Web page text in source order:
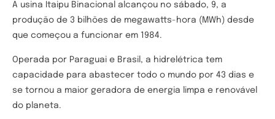
A usina Itaipu Binacional alcançou no sábado, 9, a
produção de 3 bilhões de megawatts-hora (MWh) desde
que começou a funcionar em 1984.
Operada por Paraguai e Brasil, a hidrelétrica tem
capacidade para abastecer todo o mundo por 43 dias e
se tornou a maior geradora de energia limpa e renovável
do planeta.